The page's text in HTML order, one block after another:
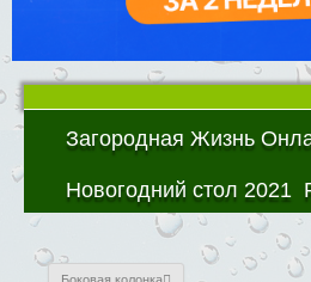
Загородная Жизнь
Новогодний стол 2021